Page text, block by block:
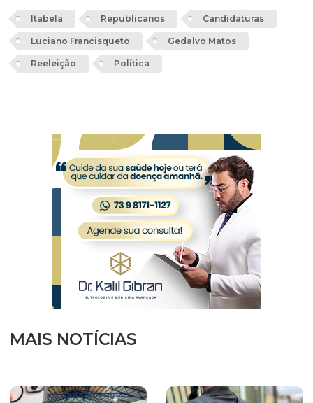
Itabela Republicanos Candidaturas
Luciano Francisqueto Gedalvo Matos
Reeleição Política
MAIS NOTÍCIAS